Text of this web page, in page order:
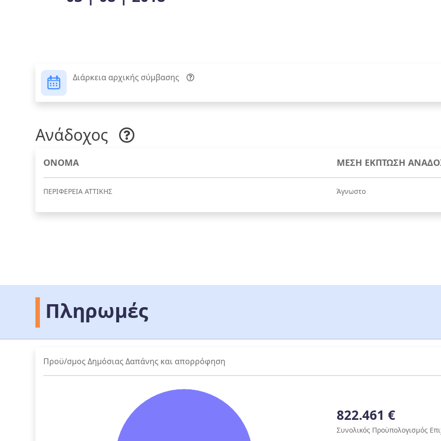
Διάρκεια αρχικής σύμβασης
Ανάδοχος
ΟΝΟΜΑ ΜΕΣΗ ΕΚΠΤΩΣΗ
ΠΕΡΙΦΕΡΕΙΑ ΑΤΤΙΚΗΣ Άγνωστο
Πληρωμές
Προϋ/σμος Δημόσιας Δαπάνης και απορρόφηση
822.461 €
Συνολικός Προϋπολογισμός